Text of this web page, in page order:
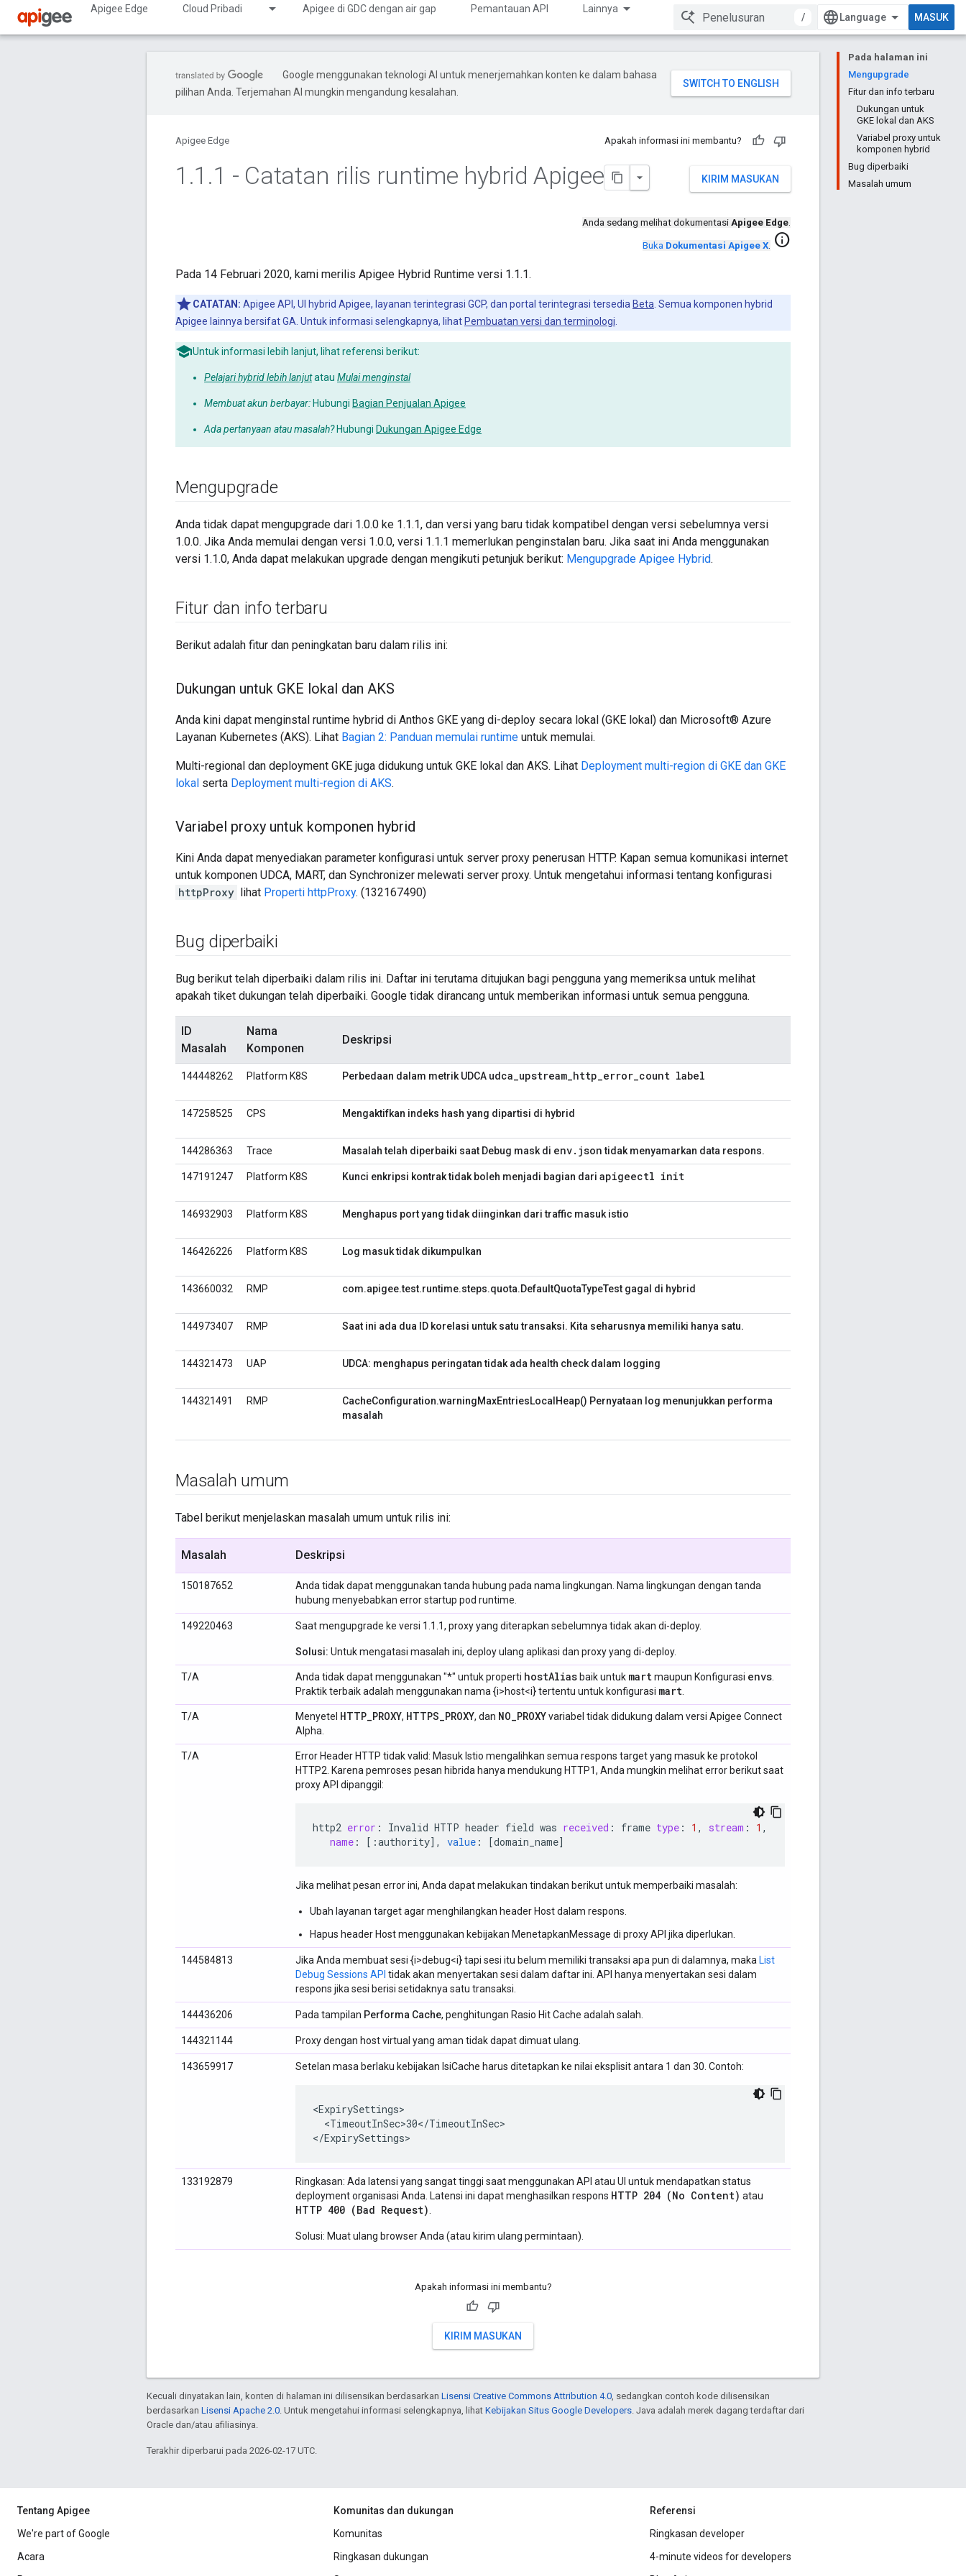
Apigee Edge Cloud Pribadi Apigee di GDC dengan air gap Pemantauan API Lainnya
/ MASUK
Pada halaman ini
Mengupgrade
Fitur dan info terbaru
Dukungan untuk
GKE lokal dan AKS
Variabel proxy untuk
komponen hybrid
Bug diperbaiki
Masalah umum
Google menggunakan teknologi AI untuk menerjemahkan konten ke dalam bahasa
pilihan Anda. Terjemahan AI mungkin mengandung kesalahan.
Apigee Edge Apakah informasi ini membantu?
KIRIM MASUKAN
1 .1 .1 - Catatan rilis runtime hybrid Apigee
Anda sedang melihat dokumentasi Apigee Edge.
Buka Dokumentasi Apigee X. info
Pada 14 Februari 2020, kami merilis Apigee Hybrid Runtime versi 1.1.1.
CATATAN: Apigee API, UI hybrid Apigee, layanan terintegrasi GCP, dan portal terintegrasi tersedia Beta . Semua komponen hybrid
Apigee lainnya bersifat GA. Untuk informasi selengkapnya, lihat Pembuatan versi dan terminologi
Untuk informasi lebih lanjut, lihat referensi berikut:
Pelajari hybrid lebih lanjutatau Mulai menginstal
Membuat akun berbayar: Hubungi Bagian Penjualan Apigee
Ada pertanyaan atau masalah?Hubungi Dukungan Apigee Edge
Mengupgrade
Anda tidak dapat mengupgrade dari 1.0.0 ke 1.1.1, dan versi yang baru tidak kompatibel dengan versi sebelumnya versi
1.0.0. Jika Anda memulai dengan versi 1.0.0, versi 1.1.1 memerlukan penginstalan baru. Jika saat ini Anda menggunakan
versi 1.1.0, Anda dapat melakukan upgrade dengan mengikuti petunjuk berikut: Mengupgrade Apigee Hybrid.
Fitur dan info terbaru
Berikut adalah fitur dan peningkatan baru dalam rilis ini:
Dukungan untuk GKE lokal dan AKS
Anda kini dapat menginstal runtime hybrid di Anthos GKE yang di-deploy secara lokal (GKE lokal) dan Microsoft® Azure
Layanan Kubernetes (AKS). Lihat Bagian 2: Panduan memulai runtime untuk memulai.
Multi-regional dan deployment GKE juga didukung untuk GKE lokal dan AKS. Lihat Deployment multi-region di GKE dan GKE
lokal serta Deployment multi-region di AKS.
Variabel proxy untuk komponen hybrid
Kini Anda dapat menyediakan parameter konfigurasi untuk server proxy penerusan HTTP. Kapan semua komunikasi internet
untuk komponen UDCA, MART, dan Synchronizer melewati server proxy. Untuk mengetahui informasi tentang konfigurasi
httpProxy lihat Properti httpProxy. (132167490)
Bug diperbaiki
Bug berikut telah diperbaiki dalam rilis ini. Daftar ini terutama ditujukan bagi pengguna yang memeriksa untuk melihat
apakah tiket dukungan telah diperbaiki. Google tidak dirancang untuk memberikan informasi untuk semua pengguna.
ID
Masalah
Nama
Komponen
Deskripsi
144448262 Platform K8S Perbedaan dalam metrik UDCA udca_upstream_http_error_count label
147258525 CPS Mengaktifkan indeks hash yang dipartisi di hybrid
144286363 Trace Masalah telah diperbaiki saat Debug mask di env.jsontidak menyamarkan data respons.
147191247 Platform K8S Kunci enkripsi kontrak tidak boleh menjadi bagian dari apigeectl init
146932903 Platform K8S Menghapus port yang tidak diinginkan dari traffic masuk istio
146426226 Platform K8S Log masuk tidak dikumpulkan
143660032 RMP com.apigee.test.runtime.steps.quota.DefaultQuotaTypeTest gagal di hybrid
144973407 RMP Saat ini ada dua ID korelasi untuk satu transaksi. Kita seharusnya memiliki hanya satu.
144321473 UAP UDCA: menghapus peringatan tidak ada health check dalam logging
144321491 RMP
CacheConfiguration.warningMaxEntriesLocalHeap() Pernyataan log menunjukkan performa
masalah
Masalah umum
Tabel berikut menjelaskan masalah umum untuk rilis ini:
Masalah Deskripsi
150187652
Anda tidak dapat menggunakan tanda hubung pada nama lingkungan. Nama lingkungan dengan tanda
hubung menyebabkan error startup pod runtime.
149220463 Saat mengupgrade ke versi 1.1.1, proxy yang diterapkan sebelumnya tidak akan di-deploy.
Solusi: Untuk mengatasi masalah ini, deploy ulang aplikasi dan proxy yang di-deploy.
T/A Anda tidak dapat menggunakan "*" untuk properti hostAlias baik untuk martmaupun Konfigurasi envs
Praktik terbaik adalah menggunakan nama {i>host<i} tertentu untuk konfigurasi mart
T/A Menyetel HTTP_PROXY, HTTPS_PROXY, dan NO_PROXYvariabel tidak didukung dalam versi Apigee Connect
Alpha.
T/A
Error Header HTTP tidak valid: Masuk Istio mengalihkan semua respons target yang masuk ke protokol
HTTP2. Karena pemroses pesan hibrida hanya mendukung HTTP1, Anda mungkin melihat error berikut saat
proxy API dipanggil:
http2 error : Invalid HTTP header field was received : frame type : 1 , stream : 1 ,
name : [ :authority] , value : [domain_name]
Jika melihat pesan error ini, Anda dapat melakukan tindakan berikut untuk memperbaiki masalah:
Ubah layanan target agar menghilangkan header Host dalam respons.
Hapus header Host menggunakan kebijakan MenetapkanMessage di proxy API jika diperlukan.
144584813 Jika Anda membuat sesi {i>debug<i} tapi sesi itu belum memiliki transaksi apa pun di dalamnya, maka List
Debug Sessions API tidak akan menyertakan sesi dalam daftar ini. API hanya menyertakan sesi dalam
respons jika sesi berisi setidaknya satu transaksi.
144436206 Pada tampilan Performa Cache, penghitungan Rasio Hit Cache adalah salah.
144321144 Proxy dengan host virtual yang aman tidak dapat dimuat ulang.
143659917 Setelan masa berlaku kebijakan IsiCache harus ditetapkan ke nilai eksplisit antara 1 dan 30. Contoh:
<ExpirySettings>
  <TimeoutInSec>30</TimeoutInSec>
</ExpirySettings>
133192879
Ringkasan: Ada latensi yang sangat tinggi saat menggunakan API atau UI untuk mendapatkan status
deployment organisasi Anda. Latensi ini dapat menghasilkan respons HTTP 204 (No Content) atau
HTTP 400 (Bad Request)
Solusi: Muat ulang browser Anda (atau kirim ulang permintaan).
Apakah informasi ini membantu?
KIRIM MASUKAN
Kecuali dinyatakan lain, konten di halaman ini dilisensikan berdasarkan Lisensi Creative Commons Attribution 4.0, sedangkan contoh kode dilisensikan
berdasarkan Lisensi Apache 2.0. Untuk mengetahui informasi selengkapnya, lihat Kebijakan Situs Google Developers. Java adalah merek dagang terdaftar dari
Oracle dan/atau afiliasinya.
Terakhir diperbarui pada 2026-02-17 UTC.
Tentang Apigee
We're part of Google
Acara
Komunitas dan dukungan
Komunitas
Ringkasan dukungan
Referensi
Ringkasan developer
4-minute videos for developers